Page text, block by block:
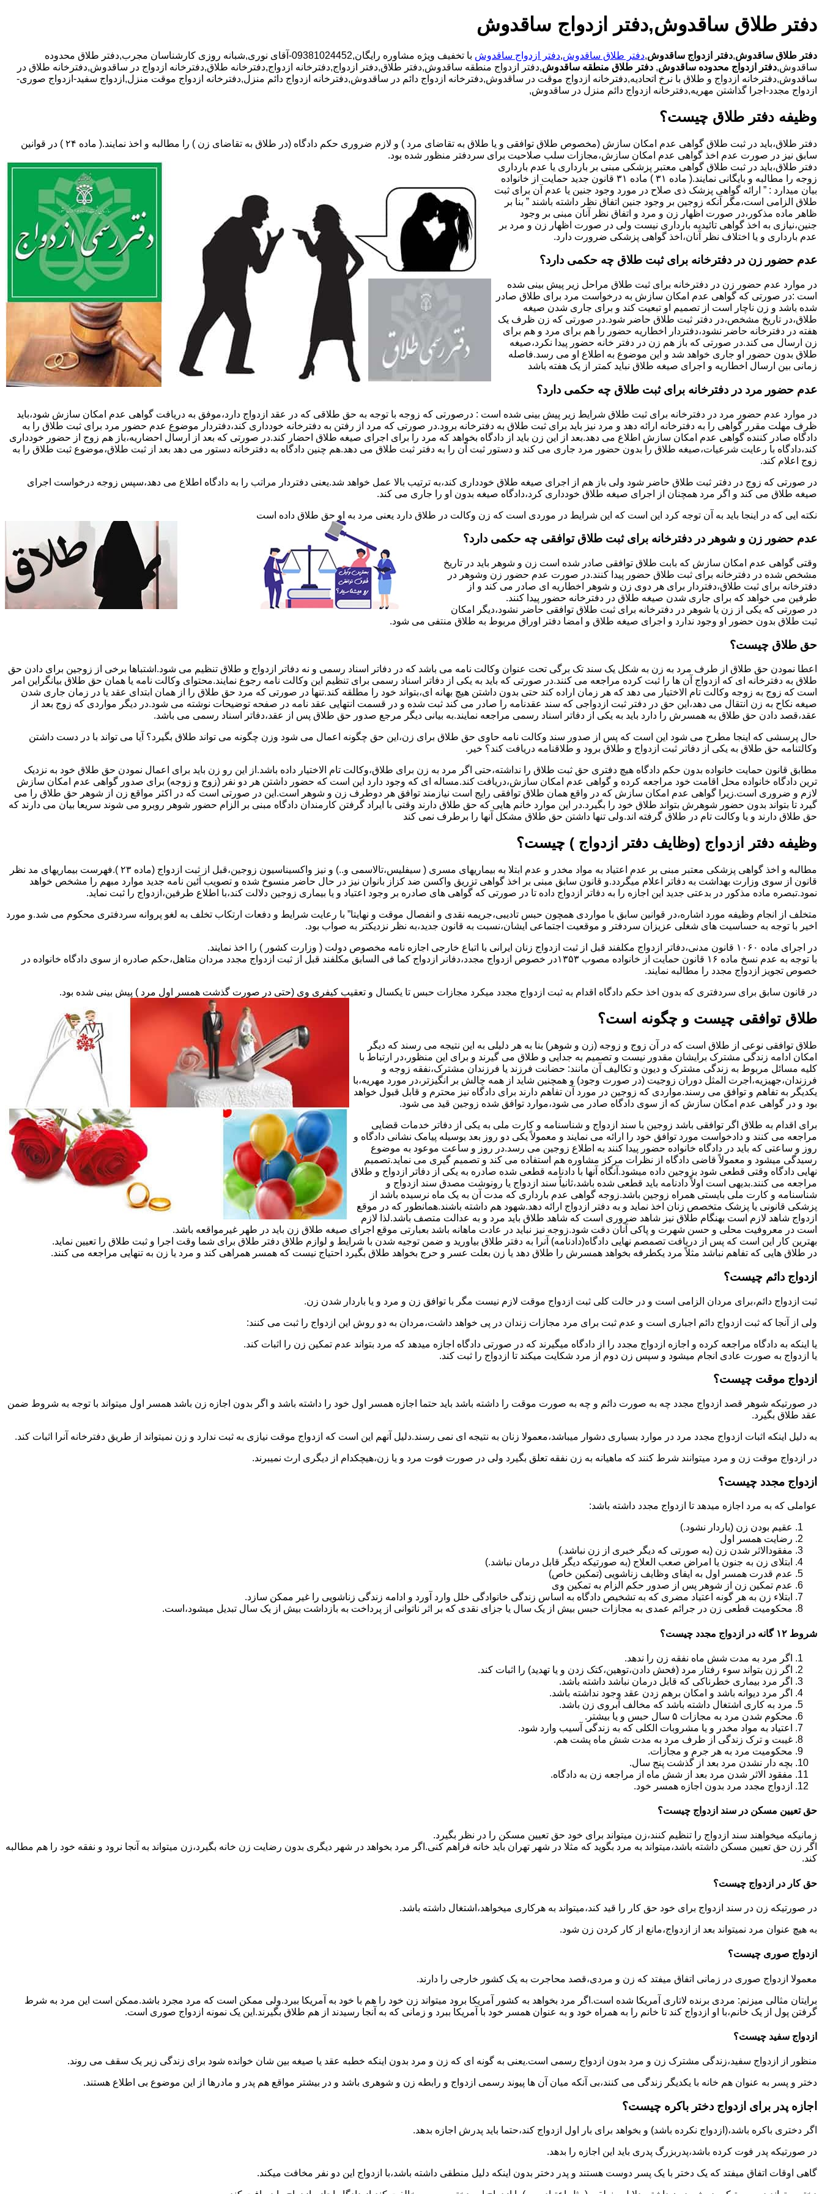
دفتر طلاق ساقدوش,دفتر ازدواج ساقدوش
دفتر طلاق ساقدوش,دفتر ازدواج ساقدوش,دفتر طلاق ساقدوش,دفتر ازدواج ساقدوش
با تخفیف ویژه مشاوره رایگان,09381024452-آقای نوری,شبانه روزی کارشناسان مجرب,دفتر طلاق محدوده
ساقدوش,دفتر ازدواج محدوده ساقدوش, دفتر طلاق منطقه ساقدوش,دفتر ازدواج منطقه ساقدوش,دفتر طلاق,دفتر ازدواج,دفترخانه ازدواج,دفترخانه طلاق,دفترخانه ازدواج در ساقدوش,دفترخانه طلاق در
ساقدوش,دفترخانه ازدواج و طلاق با نرخ اتحادیه,دفترخانه ازدواج موقت در ساقدوش,دفترخانه ازدواج دائم در ساقدوش,دفترخانه ازدواج دائم منزل,دفترخانه ازدواج موقت منزل,ازدواج سفید-ازدواج صوری-
ازدواج مجدد-اجرا گذاشتن مهریه,دفترخانه ازدواج دائم منزل در ساقدوش,
وظیفه دفتر طلاق چیست؟
دفتر طلاق،باید در ثبت طلاق گواهی عدم امکان سازش (مخصوص طلاق توافقی و یا طلاق به تقاضای مرد ) و لازم ضروری حکم دادگاه (در طلاق به تقاضای زن ) را مطالبه و اخذ نمایند.( ماده ۲۴ ) در قوانین
سابق نیز در صورت عدم اخذ گواهی عدم امکان سازش،مجازات سلب صلاحیت برای سردفتر منظور شده بود.
دفتر طلاق،باید در ثبت طلاق گواهی معتبر پزشکی مبنی بر بارداری یا عدم بارداری
زوجه را مطالبه و بایگانی نمایند.( ماده ۳۱ ) ماده ۳۱ قانون جدید حمایت از خانواده
بیان میدارد : ” ارائه گواهی پزشک ذی صلاح در مورد وجود جنین یا عدم آن برای ثبت
طلاق الزامی است،مگر آنکه زوجین بر وجود جنین اتفاق نظر داشته باشند ” بنا بر
ظاهر ماده مذکور،در صورت اظهار زن و مرد و اتفاق نظر آنان مبنی بر وجود
جنین،نیازی به اخذ گواهی تائیدیه بارداری نیست ولی در صورت اظهار زن و مرد بر
عدم بارداری و یا اختلاف نظر آنان،اخذ گواهی پزشکی ضرورت دارد.
عدم حضور زن در دفترخانه برای ثبت طلاق چه حکمی دارد؟
در موارد عدم حضور زن در دفترخانه برای ثبت طلاق مراحل زیر پیش بینی شده
است :در صورتی که گواهی عدم امکان سازش به درخواست مرد برای طلاق صادر
شده باشد و زن ناچار است از تصمیم او تبعیت کند و برای جاری شدن صیغه
طلاق،در تاریخ مشخص،در دفتر ثبت طلاق حاضر شود.در صورتی که زن ظرف یک
هفته در دفترخانه حاضر نشود،دفتردار اخطاریه حضور را هم برای مرد و هم برای
زن ارسال می کند.در صورتی که باز هم زن در دفتر خانه حضور پیدا نکرد،صیغه
طلاق بدون حضور او جاری خواهد شد و این موضوع به اطلاع او می رسد.فاصله
زمانی بین ارسال اخطاریه و اجرای صیغه طلاق نباید کمتر از یک هفته باشد
عدم حضور مرد در دفترخانه برای ثبت طلاق چه حکمی دارد؟
در موارد عدم حضور مرد در دفترخانه برای ثبت طلاق شرایط زیر پیش بینی شده است : درصورتی که زوجه با توجه به حق طلاقی که در عقد ازدواج دارد،موفق به دریافت گواهی عدم امکان سازش شود،باید
ظرف مهلت مقرر گواهی را به دفترخانه ارائه دهد و مرد نیز باید برای ثبت طلاق به دفترخانه برود.در صورتی که مرد از رفتن به دفترخانه خودداری کند،دفتردار موضوع عدم حضور مرد برای ثبت طلاق را به
دادگاه صادر کننده گواهی عدم امکان سازش اطلاع می دهد.بعد از این زن باید از دادگاه بخواهد که مرد را برای اجرای صیغه طلاق احضار کند.در صورتی که بعد از ارسال احضاریه،باز هم زوج از حضور خودداری
کند،دادگاه با رعایت شرعیات،صیغه طلاق را بدون حضور مرد جاری می کند و دستور ثبت آن را به دفتر ثبت طلاق می دهد.هم چنین دادگاه به دفترخانه دستور می دهد بعد از ثبت طلاق،موضوع ثبت طلاق را به
زوج اعلام کند.
در صورتی که زوج در دفتر ثبت طلاق حاضر شود ولی باز هم از اجرای صیغه طلاق خودداری کند،به ترتیب بالا عمل خواهد شد.یعنی دفتردار مراتب را به دادگاه اطلاع می دهد،سپس زوجه درخواست اجرای
صیغه طلاق می کند و اگر مرد همچنان از اجرای صیغه طلاق خودداری کرد،دادگاه صیغه بدون او را جاری می کند.
نکته ایی که در اینجا باید به آن توجه کرد این است که این شرایط در موردی است که زن وکالت در طلاق دارد یعنی مرد به او حق طلاق داده است
عدم حضور زن و شوهر در دفترخانه برای ثبت طلاق توافقی چه حکمی دارد؟
وقتی گواهی عدم امکان سازش که بابت طلاق توافقی صادر شده است زن و شوهر باید در تاریخ
مشخص شده در دفترخانه برای ثبت طلاق حضور پیدا کنند.در صورت عدم حضور زن وشوهر در
دفترخانه برای ثبت طلاق،دفتردار برای هر دوی زن و شوهر اخطاریه ای صادر می کند و از
طرفین می خواهد که برای جاری شدن صیغه طلاق در دفترخانه حضور پیدا کنند.
در صورتی که یکی از زن یا شوهر در دفترخانه برای ثبت طلاق توافقی حاضر نشود،دیگر امکان
ثبت طلاق بدون حضور او وجود ندارد و اجرای صیغه طلاق و امضا دفتر اوراق مربوط به طلاق منتفی می شود.
حق طلاق چیست؟
اعطا نمودن حق طلاق از طرف مرد به زن به شکل یک سند تک برگی تحت عنوان وکالت نامه می باشد که در دفاتر اسناد رسمی و نه دفاتر ازدواج و طلاق تنظیم می شود.اشتباها برخی از زوجین برای دادن حق
طلاق به دفترخانه ای که ازدواج آن ها را ثبت کرده مراجعه می کنند.در صورتی که باید به یکی از دفاتر اسناد رسمی برای تنظیم این وکالت نامه رجوع نمایند.محتوای وکالت نامه یا همان حق طلاق بیانگراین امر
است که زوج به زوجه وکالت تام الاختیار می دهد که هر زمان اراده کند حتی بدون داشتن هیچ بهانه ای،بتواند خود را مطلقه کند.تنها در صورتی که مرد حق طلاق را از همان ابتدای عقد یا در زمان جاری شدن
صیغه نکاح به زن انتقال می دهد،این حق در دفتر ثبت ازدواجی که سند عقدنامه را صادر می کند ثبت شده و در قسمت انتهایی عقد نامه در صفحه توضیحات نوشته می شود.در دیگر مواردی که زوج بعد از
عقد،قصد دادن حق طلاق به همسرش را دارد باید به یکی از دفاتر اسناد رسمی مراجعه نمایند.به بیانی دیگر مرجع صدور حق طلاق پس از عقد،دفاتر اسناد رسمی می باشد.
حال پرسشی که اینجا مطرح می شود این است که پس از صدور سند وکالت نامه حاوی حق طلاق برای زن،این حق چگونه اعمال می شود وزن چگونه می تواند طلاق بگیرد؟ آیا می تواند با در دست داشتن
وکالتنامه حق طلاق به یکی از دفاتر ثبت ازدواج و طلاق برود و طلاقنامه دریافت کند؟ خیر.
مطابق قانون حمایت خانواده بدون حکم دادگاه هیچ دفتری حق ثبت طلاق را نداشته،حتی اگر مرد به زن برای طلاق،وکالت تام الاختیار داده باشد.از این رو زن باید برای اعمال نمودن حق طلاق خود به نزدیک
ترین دادگاه خانواده محل اقامت خود مراجعه کرده و گواهی عدم امکان سازش،دریافت کند.مساله ای که وجود دارد این است که حضور داشتن هر دو نفر (زوج و زوجه) برای صدور گواهی عدم امکان سازش
لازم و ضروری است.زیرا گواهی عدم امکان سازش که در واقع همان طلاق توافقی رایج است نیازمند توافق هر دوطرف زن و شوهر است.این در صورتی است که در اکثر مواقع زن از شوهر حق طلاق را می
گیرد تا بتواند بدون حضور شوهرش بتواند طلاق خود را بگیرد.در این موارد خانم هایی که حق طلاق دارند وقتی با ایراد گرفتن کارمندان دادگاه مبنی بر الزام حضور شوهر روبرو می شوند سریعا بیان می دارند که
حق طلاق دارند و یا وکالت تام در طلاق گرفته اند.ولی تنها داشتن حق طلاق مشکل آنها را برطرف نمی کند
وظیفه دفتر ازدواج (وظایف دفتر ازدواج ) چیست؟
مطالبه و اخذ گواهی پزشکی معتبر مبنی بر عدم اعتیاد به مواد مخدر و عدم ابتلا به بیماریهای مسری ( سیفلیس،تالاسمی و..) و نیز واکسیناسیون زوجین،قبل از ثبت ازدواج (ماده ۲۳ ).فهرست بیماریهای مد نظر
قانون از سوی وزارت بهداشت به دفاتر اعلام میگردد.و قانون سابق مبنی بر اخذ گواهی تزریق واکسن ضد کزاز بانوان نیز در حال حاضر منسوخ شده و تصویب آئین نامه جدید موارد مبهم را مشخص خواهد
نمود.تبصره ماده مذکور در بدعتی جدید این اجازه را به دفاتر ازدواج داده تا در صورتی که گواهی های صادره بر وجود اعتیاد و یا بیماری زوجین دلالت کند،با اطلاع طرفین،ازدواج را ثبت نماید.
متخلف از انجام وظیفه مورد اشاره،در قوانین سابق با مواردی همچون حبس تادیبی،جریمه نقدی و انفصال موقت و نهایتا” با رعایت شرایط و دفعات ارتکاب تخلف به لغو پروانه سردفتری محکوم می شد.و مورد
اخیر با توجه به حساسیت های شغلی عزیزان سردفتر و موقعیت اجتماعی ایشان،نسبت به قانون جدید،به نظر نزدیکتر به صواب بود.
در اجرای ماده ۱۰۶۰ قانون مدنی،دفاتر ازدواج مکلفند قبل از ثبت ازدواج زنان ایرانی با اتباع خارجی اجازه نامه مخصوص دولت ( وزارت کشور ) را اخذ نمایند.
با توجه به عدم نسخ ماده ۱۶ قانون حمایت از خانواده مصوب ۱۳۵۳در خصوص ازدواج مجدد،دفانر ازدواج کما فی السابق مکلفند قبل از ثبت ازدواج مجدد مردان متاهل،حکم صادره از سوی دادگاه خانواده در
خصوص تجویز ازدواج مجدد را مطالبه نمایند.
در قانون سابق برای سردفتری که بدون اخذ حکم دادگاه اقدام به ثبت ازدواج مجدد میکرد مجازات حبس تا یکسال و تعقیب کیفری وی (حتی در صورت گذشت همسر اول مرد ) پیش بینی شده بود.
طلاق توافقی چیست و چگونه است؟
طلاق توافقی نوعی از طلاق است که در آن زوج و زوجه (زن و شوهر) بنا به هر دلیلی به این نتیجه می رسند که دیگر
امکان ادامه زندگی مشترک برایشان مقدور نیست و تصمیم به جدایی و طلاق می گیرند و برای این منظور،در ارتباط با
کلیه مسائل مربوط به زندگی مشترک و دیون و تکالیف آن مانند: حضانت فرزند یا فرزندان مشترک،نفقه زوجه و
فرزندان،جهیزیه،اجرت المثل دوران زوجیت (در صورت وجود) و همچنین شاید از همه چالش بر انگیزتر،در مورد مهریه،با
یکدیگر به تفاهم و توافق می رسند.مواردی که زوجین در مورد آن تفاهم دارند برای دادگاه نیز محترم و قابل قبول خواهد
بود و در گواهی عدم امکان سازش که از سوی دادگاه صادر می شود،موارد توافق شده زوجین قید می شود.
برای اقدام به طلاق اگر توافقی باشد زوجین با سند ازدواج و شناسنامه و کارت ملی به یکی از دفاتر خدمات قضایی
مراجعه می کنند و دادخواست مورد توافق خود را ارائه می نمایند و معمولاً یکی دو روز بعد بوسیله پیامک نشانی دادگاه و
روز و ساعتی که باید در دادگاه خانواده حضور پیدا کنند به اطلاع زوجین می رسد.در روز و ساعت موعود به موضوع
رسیدگی میشود و معمولاً قاضی دادگاه از نظرات مرکز مشاوره هم استفاده می کند و تصمیم گیری می نماید.تصمیم
نهایی دادگاه وقتی قطعی شود بزوجین داده میشود.آنگاه آنها با دادنامه قطعی شده صادره به یکی از دفاتر ازدواج و طلاق
مراجعه می کنند.بدیهی است اولاً دادنامه باید قطعی شده باشد،ثانیاً سند ازدواج یا رونوشت مصدق سند ازدواج و
شناسنامه و کارت ملی بایستی همراه زوجین باشد.زوجه گواهی عدم بارداری که مدت آن به یک ماه نرسیده باشد از
پزشکی قانونی یا پزشک متخصص زنان اخذ نماید و به دفتر ازدواج ارائه دهد.شهود هم داشته باشند.همانطور که در موقع
ازدواج شاهد لازم است بهنگام طلاق نیز شاهد ضروری است که شاهد طلاق باید مرد و به عدالت متصف باشد.لذا لازم
است در معروفیت محلی و حسن شهرت و پاکی آنان دقت شود.زوجه نیز نباید در عادت ماهانه باشد بعبارتی موقع اجرای صیغه طلاق زن باید در طهر غیرمواقعه باشد.
بهترین کار این است که پس از دریافت تصمصم نهایی دادگاه(دادنامه) آنرا به دفتر طلاق بیاورید و ضمن توجیه شدن با شرایط و لوازم طلاق دفتر طلاق برای شما وقت اجرا و ثبت طلاق را تعیین نماید.
در طلاق هایی که تفاهم نباشد مثلاً مرد یکطرفه بخواهد همسرش را طلاق دهد یا زن بعلت عسر و حرج بخواهد طلاق بگیرد احتیاج نیست که همسر همراهی کند و مرد یا زن به تنهایی مراجعه می کنند.
ازدواج دائم چیست؟
ثبت ازدواج دائم،برای مردان الزامی است و در حالت کلی ثبت ازدواج موقت لازم نیست مگر با توافق زن و مرد و یا باردار شدن زن.
ولی از آنجا که ثبت ازدواج دائم اجباری است و عدم ثبت برای مرد مجازات زندان در پی خواهد داشت،مردان به دو روش این ازدواج را ثبت می کنند:
یا اینکه به دادگاه مراجعه کرده و اجازه ازدواج مجدد را از دادگاه میگیرند که در صورتی دادگاه اجازه میدهد که مرد بتواند عدم تمکین زن را اثبات کند.
یا ازدواج به صورت عادی انجام میشود و سپس زن دوم از مرد شکایت میکند تا ازدواج را ثبت کند.
ازدواج موقت چیست؟
در صورتیکه شوهر قصد ازدواج مجدد چه به صورت دائم و چه به صورت موقت را داشته باشد باید حتما اجازه همسر اول خود را داشته باشد و اگر بدون اجازه زن باشد همسر اول میتواند با توجه به شروط ضمن
عقد طلاق بگیرد.
به دلیل اینکه اثبات ازدواج مجدد مرد در موارد بسیاری دشوار میباشد،معمولا زنان به نتیجه ای نمی رسند.دلیل آنهم این است که ازدواج موقت نیازی به ثبت ندارد و زن نمیتواند از طریق دفترخانه آنرا اثبات کند.
در ازدواج موقت زن و مرد میتوانند شرط کنند که ماهیانه به زن نفقه تعلق بگیرد ولی در صورت فوت مرد و یا زن،هیچکدام از دیگری ارث نمیبرند.
ازدواج مجدد چیست؟
عواملی که به مرد اجازه میدهد تا ازدواج مجدد داشته باشد:
عقیم بودن زن (باردار نشود.)
رضایت همسر اول
مفقودالاثر شدن زن (به صورتی که دیگر خبری از زن نباشد.)
ابتلای زن به جنون یا امراض صعب العلاج (به صورتیکه دیگر قابل درمان نباشد.)
عدم قدرت همسر اول به ایفای وظایف زناشویی (تمکین خاص)
عدم تمکین زن از شوهر پس از صدور حکم الزام به تمکین وی
ابتلاء زن به هر گونه اعتیاد مضری که به تشخیص دادگاه به اساس زندگی خانوادگی خلل وارد آورد و ادامه زندگی زناشویی را غیر ممکن سازد.
محکومیت قطعی زن در جرائم عمدی به مجازات حبس بیش از یک سال یا جزای نقدی که بر اثر ناتوانی از پرداخت به بازداشت بیش از یک سال تبدیل می‎شود،است.
شروط ۱۲ گانه در ازدواج مجدد چیست؟
اگر مرد به مدت شش ماه نفقه زن را ندهد.
اگر زن بتواند سوء رفتار مرد (فحش دادن،توهین،کتک زدن و یا تهدید) را اثبات کند.
اگر مرد بیماری خطرناکی که قابل درمان نباشد داشته باشد.
اگر مرد دیوانه باشد و امکان برهم زدن عقد وجود نداشته باشد.
مرد به کاری اشتغال داشته باشد که مخالف آبروی زن باشد.
محکوم شدن مرد به مجازات ۵ سال حبس و یا بیشتر.
اعتیاد به مواد مخدر و یا مشروبات الکلی که به زندگی آسیب وارد شود.
غیبت و ترک زندگی از طرف مرد به مدت شش ماه پشت هم.
محکومیت مرد به هر جرم و مجازات.
بچه دار نشدن مرد بعد از گذشت پنج سال.
مفقود الاثر شدن مرد بعد از شش ماه از مراجعه زن به دادگاه.
ازدواج مجدد مرد بدون اجازه همسر خود.
حق تعیین مسکن در سند ازدواج چیست؟
زمانیکه میخواهند سند ازدواج را تنظیم کنند،زن میتواند برای خود حق تعیین مسکن را در نظر بگیرد.
اگر زن حق تعیین مسکن داشته باشد،میتواند به مرد بگوید که مثلا در شهر تهران باید خانه فراهم کنی.اگر مرد بخواهد در شهر دیگری بدون رضایت زن خانه بگیرد،زن میتواند به آنجا نرود و نفقه خود را هم مطالبه
کند.
حق کار در ازدواج چیست؟
در صورتیکه زن در سند ازدواج برای خود حق کار را قید کند،میتواند به هرکاری میخواهد،اشتغال داشته باشد.
به هیچ عنوان مرد نمیتواند بعد از ازدواج،مانع از کار کردن زن شود.
ازدواج صوری چیست؟
معمولا ازدواج صوری در زمانی اتفاق میفتد که زن و مردی،قصد محاجرت به یک کشور خارجی را دارند.
برایتان مثالی میزنم: مردی برنده لاتاری آمریکا شده است.اگر مرد بخواهد به کشور آمریکا برود میتواند زن خود را هم با خود به آمریکا ببرد.ولی ممکن است که مرد مجرد باشد.ممکن است این مرد به شرط
گرفتن پول از یک خانم،با او ازدواج کند تا خانم را به همراه خود و به عنوان همسر خود با آمریکا ببرد و زمانی که به آنجا رسیدند از هم طلاق بگیرند.این یک نمونه ازدواج صوری است.
ازدواج سفید چیست؟
منظور از ازدواج سفید،زندگی مشترک زن و مرد بدون ازدواج رسمی است.یعنی به گونه ای که زن و مرد بدون اینکه خطبه عقد یا صیغه بین شان خوانده شود برای زندگی زیر یک سقف می روند.
دختر و پسر به عنوان هم خانه با یکدیگر زندگی می کنند،بی آنکه میان آن ها پیوند رسمی ازدواج و رابطه زن و شوهری باشد و در بیشتر مواقع هم پدر و مادرها از این موضوع بی اطلاع هستند.
اجازه پدر برای ازدواج دختر باکره چیست؟
اگر دختری باکره باشد،(ازدواج نکرده باشد) و بخواهد برای بار اول ازدواج کند،حتما باید پدرش اجازه بدهد.
در صورتیکه پدر فوت کرده باشد،پدربزرگ پدری باید این اجازه را بدهد.
گاهی اوقات اتفاق میفتد که یک دختر با یک پسر دوست هستند و پدر دختر بدون اینکه دلیل منطقی داشته باشد،با ازدواج این دو نفر مخافت میکند.